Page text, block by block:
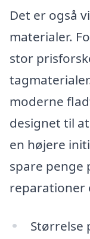
Det er også
materialer.
stor
moderne
designet til
en højere
spare penge
reparationer
Størrelse